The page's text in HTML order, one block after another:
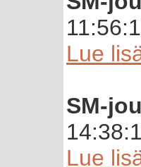
Lue
SM-
Lue